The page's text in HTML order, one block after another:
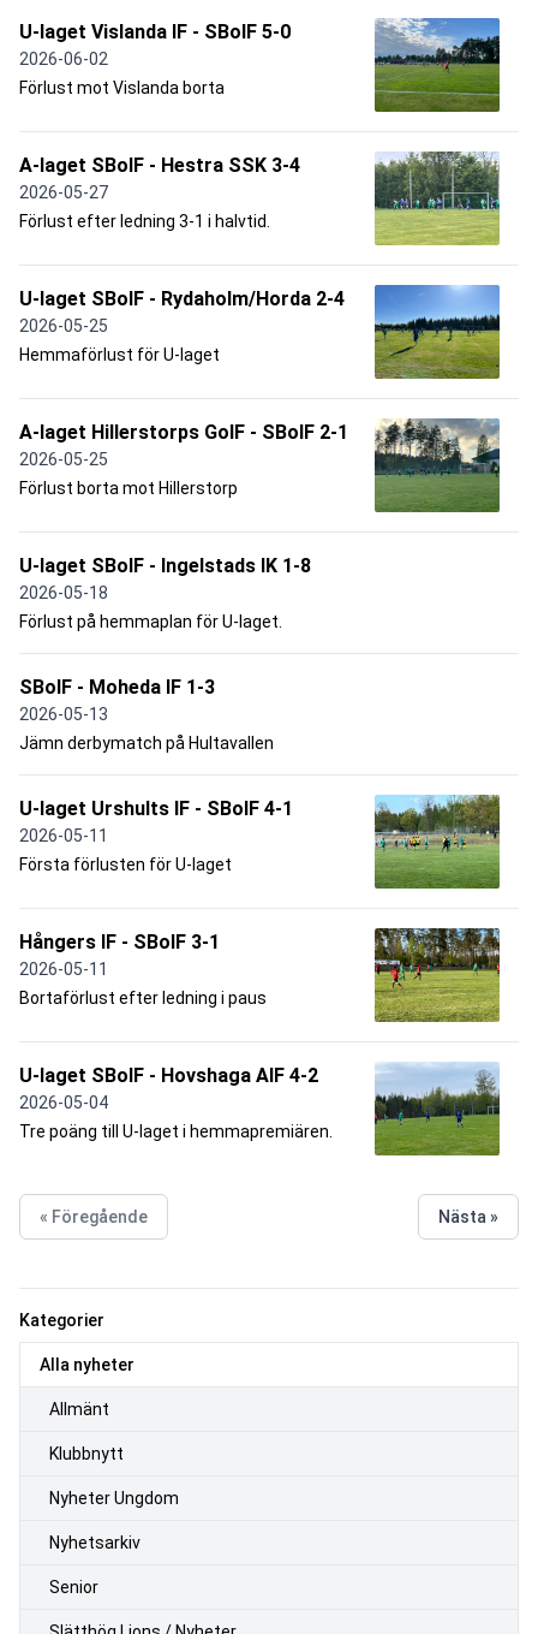
Kategorier
Alla nyheter
Allmänt
Klubbnytt
Nyheter Ungdom
Nyhetsarkiv
Senior
U-laget Vislanda IF - SBoIF 5-0
2026-06-02
Förlust mot Vislanda borta
A-laget SBoIF - Hestra SSK 3-4
2026-05-27
Förlust efter ledning 3-1 i halvtid.
U-laget SBoIF - Rydaholm/Horda 2-4
2026-05-25
Hemmaförlust för U-laget
A-laget Hillerstorps GoIF - SBoIF 2-1
2026-05-25
Förlust borta mot Hillerstorp
U-laget SBoIF - Ingelstads IK 1-8
2026-05-18
Förlust på hemmaplan för U-laget.
SBoIF - Moheda IF 1-3
2026-05-13
Jämn derbymatch på Hultavallen
U-laget Urshults IF - SBoIF 4-1
2026-05-11
Första förlusten för U-laget
Hångers IF - SBoIF 3-1
2026-05-11
Bortaförlust efter ledning i paus
U-laget SBoIF - Hovshaga AIF 4-2
2026-05-04
Tre poäng till U-laget i hemmapremiären.
« Föregående Nästa »